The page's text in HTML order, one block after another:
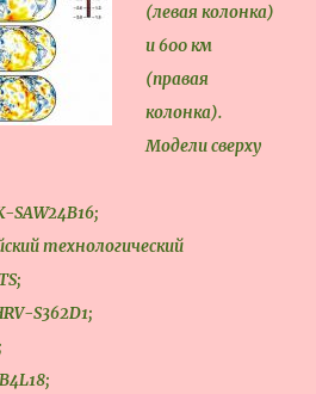
(левая колонка)
и 600 км
(правая
колонка).
Модели сверху
SAW24B16;
технологический
S362D1;